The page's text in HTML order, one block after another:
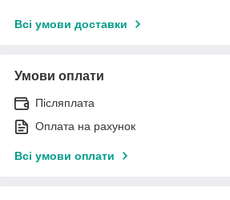
Всі умови доставки
Умови оплати
Післяплата
Оплата на рахунок
Всі умови оплати